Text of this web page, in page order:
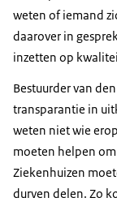
weten of iemand
daarover in
inzetten op
Bestuurder van
transparantie in
weten niet wie
moeten helpen
Ziekenhuizen
durven delen. Zo